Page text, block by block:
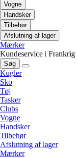
Vogne
Handsker
Tilbehør
Afslutning af lager
Mærker
Kundeservice i Frankrig
Søg
Kugler
Sko
Tøj
Tasker
Clubs
Vogne
Handsker
Tilbehør
Afslutning af lager
Mærker